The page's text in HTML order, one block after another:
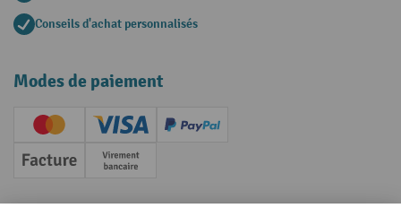
Conseils d'achat personnalisés
Modes de paiement
Creditcard (Master)Creditcard (Visa)
PayPal
Facture Paiement anticipé